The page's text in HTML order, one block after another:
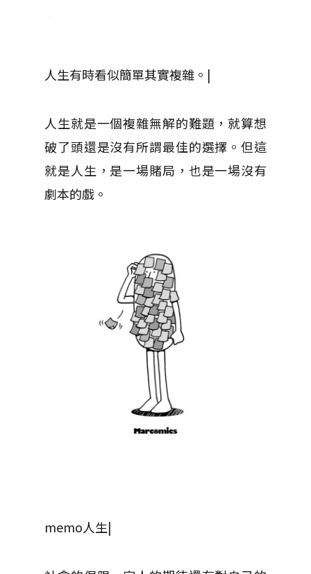
人生有時看似簡單其實複雜。|
人生就是一個複雜無解的難題，就算想
破了頭還是沒有所謂最佳的選擇。但這
就是人生，是一場賭局，也是一場沒有
劇本的戲。
memo人生|